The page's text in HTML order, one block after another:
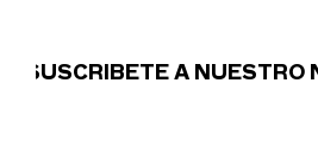
A NUESTRO